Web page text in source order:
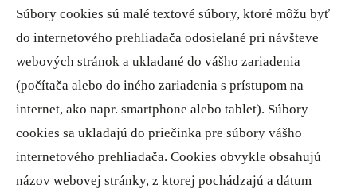
Súbory cookies sú malé textové súbory, ktoré môžu byť
do internetového prehliadača odosielané pri návšteve
webových stránok a ukladané do vášho zariadenia
(počítača alebo do iného zariadenia s prístupom na
internet, ako napr. smartphone alebo tablet). Súbory
cookies sa ukladajú do priečinka pre súbory vášho
internetového prehliadača. Cookies obvykle obsahujú
názov webovej stránky, z ktorej pochádzajú a dátum